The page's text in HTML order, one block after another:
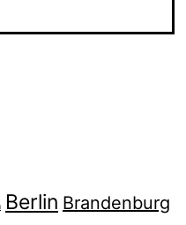
Berlin Brandenburg